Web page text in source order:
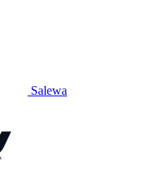
Salewa